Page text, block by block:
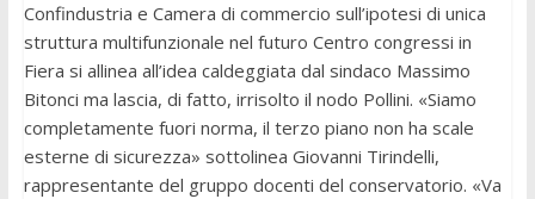
Confindustria e Camera di commercio sull’ipotesi di unica
struttura multifunzionale nel futuro Centro congressi in
Fiera si allinea all’idea caldeggiata dal sindaco Massimo
Bitonci ma lascia, di fatto, irrisolto il nodo Pollini. «Siamo
completamente fuori norma, il terzo piano non ha scale
esterne di sicurezza» sottolinea Giovanni Tirindelli,
rappresentante del gruppo docenti del conservatorio. «Va